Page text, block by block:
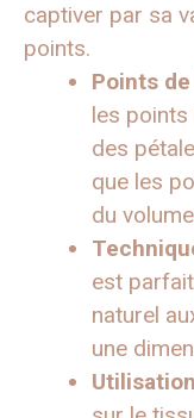
captiver par sa
points.
Points
les
des
que les
du
est
naturel
une